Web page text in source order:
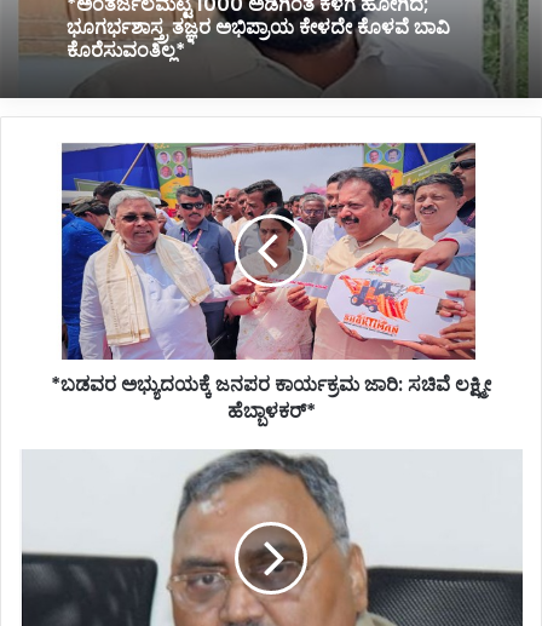
*ಹೊರಟ್ಟಿಯವರಿಂದ ರಾಜೀನಾಮೆ ಪಡೆದ ಸರ್ಕಾರದ ನಡೆ
ಪರಿಷತ್ ಇಹಾಸದಲ್ಲಿ ಕಪ್ಪು ಚುಕ್ಕೆ:ಬಸವರಾಜ ಬೊಮ್ಮಾಯಿ*
*ಬಡವರ
ಅಭ್ಯುದಯಕ್ಕೆ
ಜನಪರ
ಕಾರ್ಯಕ್ರಮ
ಹೆಬ್ಬಾಳಕರ್*
*ಬಡವರ ಅಭ್ಯುದಯಕ್ಕೆ ಜನಪರ ಕಾರ್ಯಕ್ರಮ ಜಾರಿ: ಸಚಿವೆ ಲಕ್ಷ್ಮೀ
ಹೆಬ್ಬಾಳಕರ್*
ಐಜಿಪಿ
ಓಂ